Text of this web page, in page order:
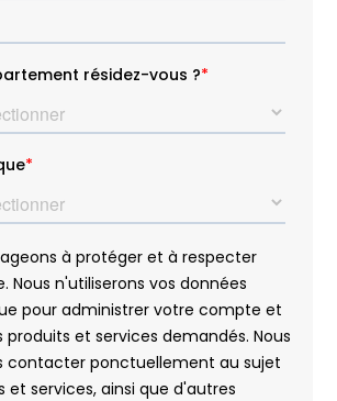
- Campus Île de La Réunion